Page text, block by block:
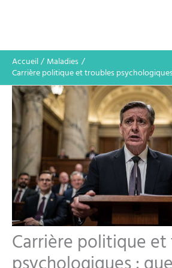
Accueil
Maladies
Carrière politique et troubles
Carrière politique